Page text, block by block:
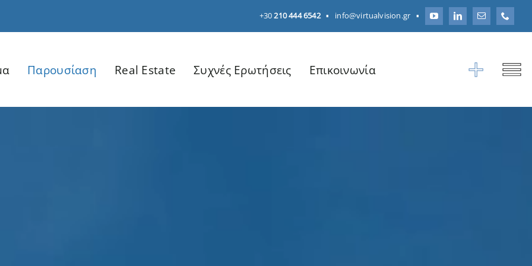
+30210 444 6542▪ info@virtualvision.gr ▪
Παρουσίαση Real Estate Συχνές Ερωτήσεις Επικοινωνία